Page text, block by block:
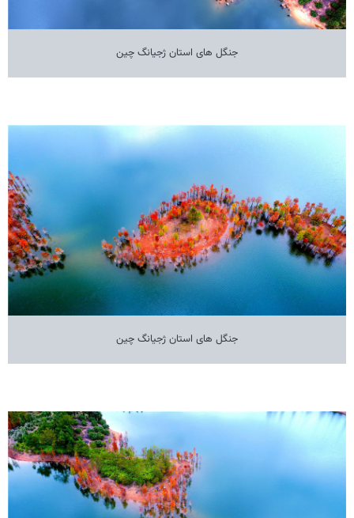
جنگل های استان ژجیانگ چین
جنگل های استان ژجیانگ چین